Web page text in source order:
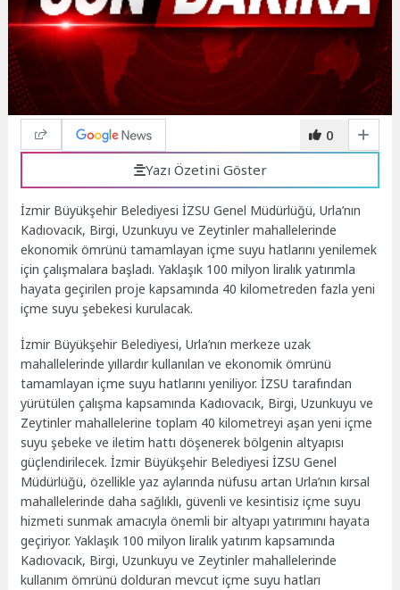
0
Yazı Özetini Göster
İzmir Büyükşehir Belediyesi İZSU Genel Müdürlüğü, Urla’nın
Kadıovacık, Birgi, Uzunkuyu ve Zeytinler mahallelerinde
ekonomik ömrünü tamamlayan içme suyu hatlarını yenilemek
için çalışmalara başladı. Yaklaşık 100 milyon liralık yatırımla
hayata geçirilen proje kapsamında 40 kilometreden fazla yeni
içme suyu şebekesi kurulacak.
İzmir Büyükşehir Belediyesi, Urla’nın merkeze uzak
mahallelerinde yıllardır kullanılan ve ekonomik ömrünü
tamamlayan içme suyu hatlarını yeniliyor. İZSU tarafından
yürütülen çalışma kapsamında Kadıovacık, Birgi, Uzunkuyu ve
Zeytinler mahallelerine toplam 40 kilometreyi aşan yeni içme
suyu şebeke ve iletim hattı döşenerek bölgenin altyapısı
güçlendirilecek. İzmir Büyükşehir Belediyesi İZSU Genel
Müdürlüğü, özellikle yaz aylarında nüfusu artan Urla’nın kırsal
mahallelerinde daha sağlıklı, güvenli ve kesintisiz içme suyu
hizmeti sunmak amacıyla önemli bir altyapı yatırımını hayata
geçiriyor. Yaklaşık 100 milyon liralık yatırım kapsamında
Kadıovacık, Birgi, Uzunkuyu ve Zeytinler mahallelerinde
kullanım ömrünü dolduran mevcut içme suyu hatları